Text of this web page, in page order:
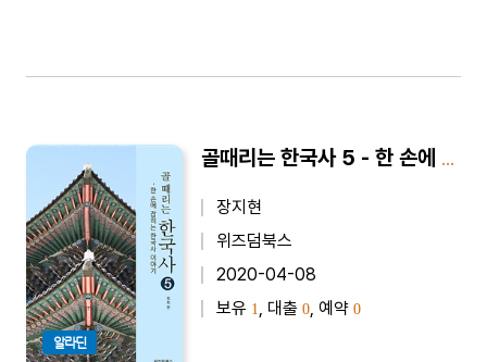
알라딘
골때리는 한국사 5 - 한 손에 잡히는 한국사 이야기
장지현
위즈덤북스
2020-04-08
보유 1 , 대출 0 , 예약 0